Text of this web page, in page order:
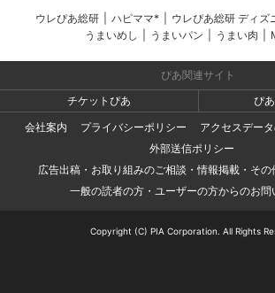
ウレぴあ総研 ハピママ* ウレぴあ総研 ディズ
うまいめし
うまいパン うまい肉
ぴあ関連サイト
チケットぴあ
ぴ
会社案内
プライバシーポリシー
アクセスデー
外部送信ポリシー
広告出稿・お取り組みのご相談・情報掲載・その
一般の読者の方・ユーザーの方からのお問
Copyright (C) PIA Corporation. All Rights